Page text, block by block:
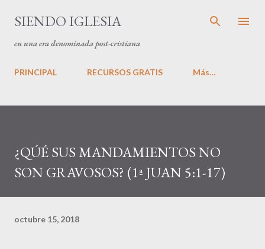
Ir al contenido principal
SIENDO IGLESIA
en una era denominada post-cristiana
PRINCIPAL RECURSOS GRATIS Más…
¿QÚÉ SUS MANDAMIENTOS NO
SON GRAVOSOS? (1ª JUAN 5:1-17)
octubre 15, 2018